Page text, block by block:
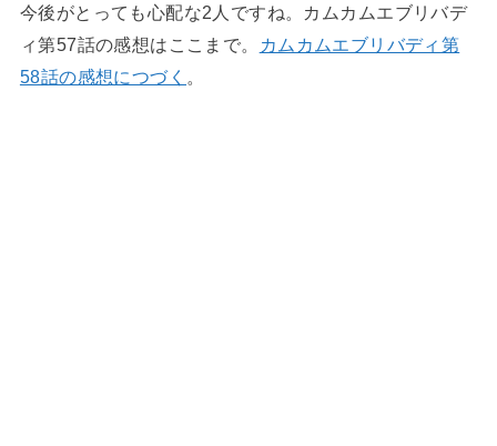
今後がとっても心配な2人ですね。カムカムエブリバデ
ィ第57話の感想はここまで。
カムカムエブリバディ第
58話の感想につづく 。